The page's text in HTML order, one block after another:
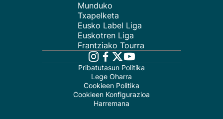
Munduko
Txapelketa
Eusko Label Liga
Euskotren Liga
Frantziako Tourra
Pribatutasun Politika
Lege Oharra
Cookieen Politika
Cookieen Konfigurazioa
Harremana